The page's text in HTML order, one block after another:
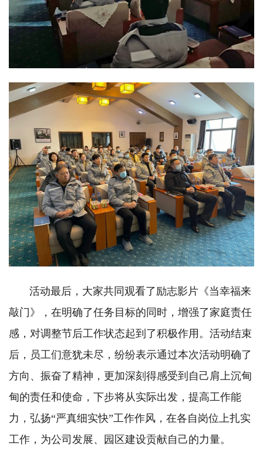
活动最后，大家共同观看了励志影片《当幸福来
敲门》，在明确了任务目标的同时，增强了家庭责任
感，对调整节后工作状态起到了积极作用。活动结束
后，员工们意犹未尽，纷纷表示通过本次活动明确了
方向、振奋了精神，更加深刻得感受到自己肩上沉甸
甸的责任和使命，下步将从实际出发，提高工作能
力，弘扬“严真细实快”工作作风，在各自岗位上扎实
工作，为公司发展、园区建设贡献自己的力量。